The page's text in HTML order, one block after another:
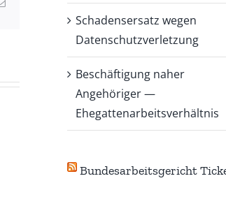
Schadensersatz wegen
Datenschutzverletzung
Beschäftigung naher
Angehöriger —
Ehegattenarbeitsverhältnis
Bundesarbeitsgericht